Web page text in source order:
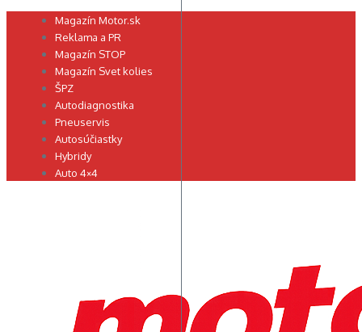
Preskočiť Magazín Motor.sk
Reklama a PR
Magazín STOP
Magazín Svet kolies
ŠPZ
Autodiagnostika
Pneuservis
Autosúčiastky
Hybridy
Auto 4×4